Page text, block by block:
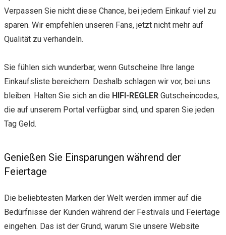
Verpassen Sie nicht diese Chance, bei jedem Einkauf viel zu
sparen. Wir empfehlen unseren Fans, jetzt nicht mehr auf
Qualität zu verhandeln.
Sie fühlen sich wunderbar, wenn Gutscheine Ihre lange
Einkaufsliste bereichern. Deshalb schlagen wir vor, bei uns
bleiben. Halten Sie sich an die HIFI-REGLER Gutscheincodes,
die auf unserem Portal verfügbar sind, und sparen Sie jeden
Tag Geld.
Genießen Sie Einsparungen während der
Feiertage
Die beliebtesten Marken der Welt werden immer auf die
Bedürfnisse der Kunden während der Festivals und Feiertage
eingehen. Das ist der Grund, warum Sie unsere Website